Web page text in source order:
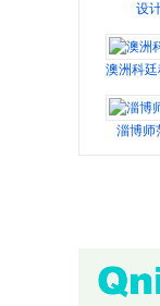
设
澳洲科廷
淄博师